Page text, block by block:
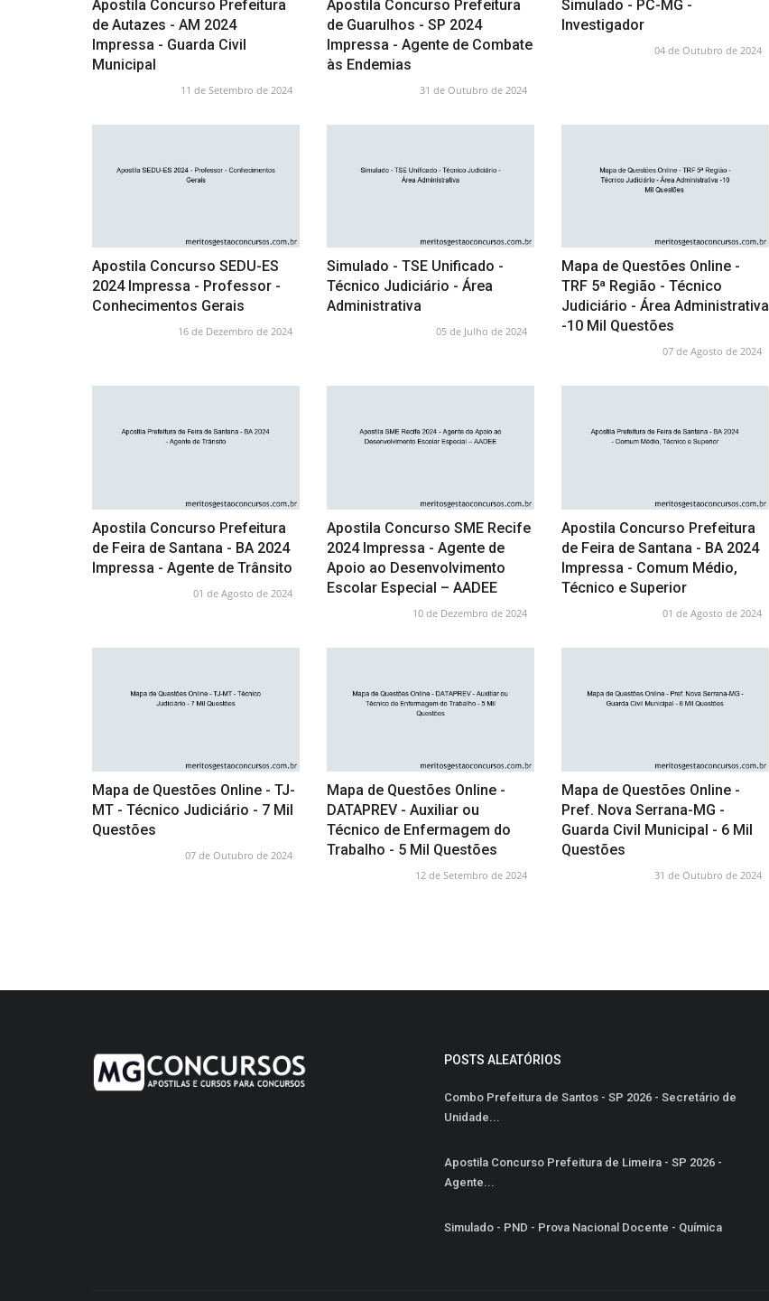
Apostila Concurso Prefeitura
de Autazes - AM 2024
Impressa - Guarda Civil
Municipal
11 de Setembro de 2024
Apostila Concurso Prefeitura
de Guarulhos - SP 2024
Impressa - Agente de Combate
às Endemias
31 de Outubro de 2024
Simulado - PC-MG -
Investigador
04 de Outubro de 2024
Apostila Concurso SEDU-ES
2024 Impressa - Professor -
Conhecimentos Gerais
16 de Dezembro de 2024
Simulado - TSE Unificado -
Técnico Judiciário - Área
Administrativa
05 de Julho de 2024
Mapa de Questões Online -
TRF 5ª Região - Técnico
Judiciário - Área Administrativa
-10 Mil Questões
07 de Agosto de 2024
Apostila Concurso Prefeitura
de Feira de Santana - BA 2024
Impressa - Agente de Trânsito
01 de Agosto de 2024
Apostila Concurso SME Recife
2024 Impressa - Agente de
Apoio ao Desenvolvimento
Escolar Especial – AADEE
10 de Dezembro de 2024
Apostila Concurso Prefeitura
de Feira de Santana - BA 2024
Impressa - Comum Médio,
Técnico e Superior
01 de Agosto de 2024
Mapa de Questões Online - TJ-
MT - Técnico Judiciário - 7 Mil
Questões
07 de Outubro de 2024
Mapa de Questões Online -
DATAPREV - Auxiliar ou
Técnico de Enfermagem do
Trabalho - 5 Mil Questões
12 de Setembro de 2024
Mapa de Questões Online -
Pref. Nova Serrana-MG -
Guarda Civil Municipal - 6 Mil
Questões
31 de Outubro de 2024
POSTS ALEATÓRIOS
Combo Prefeitura de Santos - SP 2026 - Secretário de
Unidade...
Apostila Concurso Prefeitura de Limeira - SP 2026 -
Agente...
Simulado - PND - Prova Nacional Docente - Química